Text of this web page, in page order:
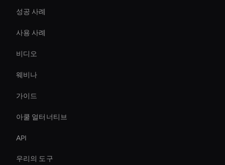
성공 사례
사용 사례
비디오
웨비나
가이드
아쿨 얼터너티브
API
우리의 도구